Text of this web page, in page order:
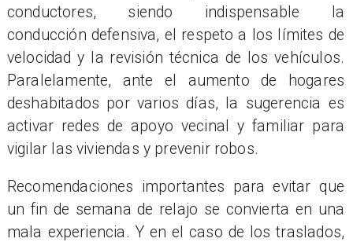
conductores, siendo indispensable la
conducción defensiva, el respeto a los límites de
velocidad y la revisión técnica de los vehículos.
Paralelamente, ante el aumento de hogares
deshabitados por varios días, la sugerencia es
activar redes de apoyo vecinal y familiar para
vigilar las viviendas y prevenir robos.
Recomendaciones importantes para evitar que
un fin de semana de relajo se convierta en una
mala experiencia. Y en el caso de los traslados,